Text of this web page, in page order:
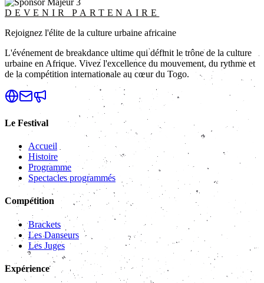
DEVENIR PARTENAIRE
Rejoignez l'élite de la culture urbaine africaine
L'événement de breakdance ultime qui définit le trône de la culture
urbaine en Afrique. Vivez l'excellence du mouvement, du rythme et
de la compétition internationale au cœur du Togo.
Le Festival
Accueil
Histoire
Programme
Spectacles programmés
Compétition
Brackets
Les Danseurs
Les Juges
Expérience